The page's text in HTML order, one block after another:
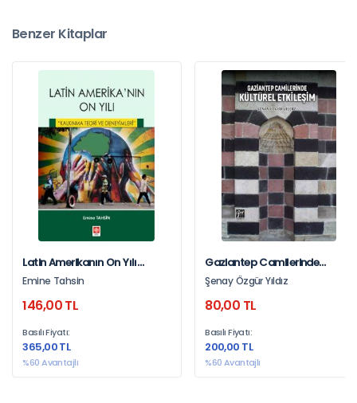
Benzer Kitaplar
Latin Amerikanın On Yılı
''Kalkınma Teori Ve
Emine Tahsin
146,00 TL
Basılı Fiyatı:
365,00 TL
%60 Avantajlı
Gaziantep Camilerinde
Kültürel Etkileşim
Şenay Özgür Yıldız
80,00 TL
Basılı Fiyatı:
200,00 TL
%60 Avantajlı